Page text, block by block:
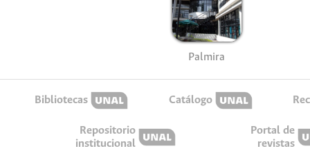
Palmira
Bibliotecas Catálogo
Repositorio
institucional
Portal de
revistas